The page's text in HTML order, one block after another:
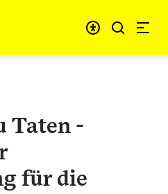
Taten -
für die